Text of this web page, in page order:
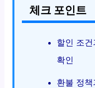
체크 포인트
할인 조
확인
환불 정